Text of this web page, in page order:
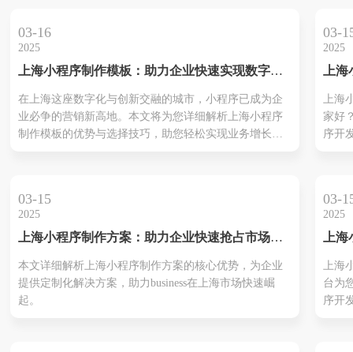
03-16
2025
上海小程序制作模板：助力企业快速实现数字化
在上海这座数字化与创新交融的城市，小程序已成为企
业必争的营销新高地。本文将为您详细解析上海小程序
制作模板的优势与选择技巧，助您轻松实现业务增长与
03-
2025
上海
小程
保驾
上海
家好
序开
获得
本文
海小
团队
03-15
2025
上海小程序制作方案：助力企业快速抢占市场先
本文详细解析上海小程序制作方案的核心优势，为企业
提供定制化解决方案，助力business在上海市场快速崛
起。
03-
2025
上海
实现
上海
台为
序开